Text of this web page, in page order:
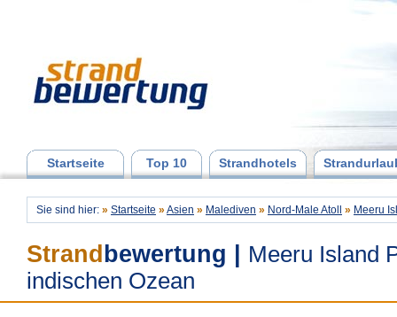
Startseite Top 10 Strandhotels
Sie sind hier: » Startseite » Asien » Malediven » Nord-Male Atoll » Meeru
Strand bewertung
Meeru Island
indischen Ozean